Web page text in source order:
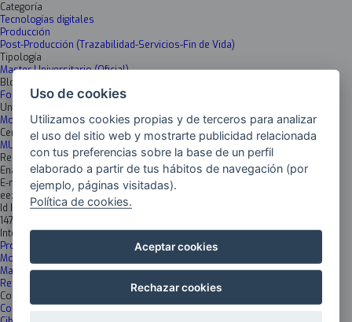
Categoría
Tecnologías digitales
Producción
Post-Producción (Trazabilidad-Servicios-Fin de Vida)
Tipología
Master Universitario (Oficial)
Bloques
Formación
Universidad
Mondragon Unibertsitatea
Centro
MU Politécnica
Responsable
Enaitz Ezpeleta
E-mail
eezpeleta@mondragon.edu
Id Inkesta
1472
Inteligencia artificial y Data science
Procesamiento avanzado de datos
Modelización
Machine learning& Deep learning
Redes neuronales
Conectividad y sistemas ciberfísicos
Comunicación masiva de datos
Uso de cookies
Utilizamos cookies propias y de terceros para analizar
el uso del sitio web y mostrarte publicidad relacionada
con tus preferencias sobre la base de un perfil
elaborado a partir de tus hábitos de navegación (por
ejemplo, páginas visitadas).
Política de cookies.
Aceptar cookies
Rechazar cookies